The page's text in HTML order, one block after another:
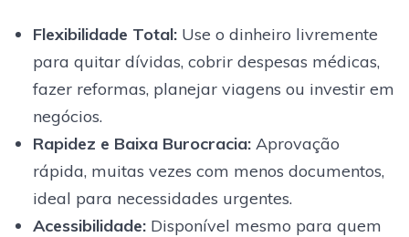
Flexibilidade Total:Use o dinheiro livremente
para quitar dívidas, cobrir despesas médicas,
fazer reformas, planejar viagens ou investir em
negócios.
Rapidez e Baixa Burocracia:Aprovação
rápida, muitas vezes com menos documentos,
ideal para necessidades urgentes.
Acessibilidade:Disponível mesmo para quem